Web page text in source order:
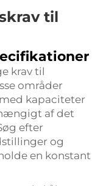
til
krav til
områder
kapaciteter
af det
efter
og
en konstant